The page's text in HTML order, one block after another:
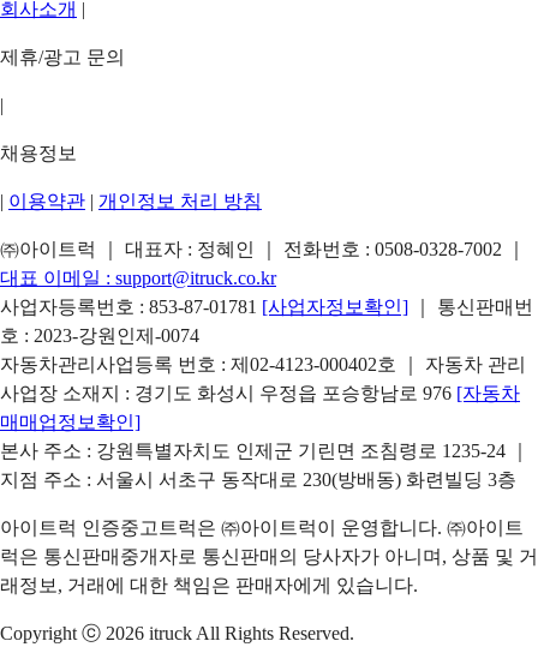
회사소개 |
제휴/광고 문의
|
채용정보
| 이용약관 | 개인정보 처리 방침
㈜아이트럭 ｜ 대표자 : 정혜인 ｜ 전화번호 : 0508-0328-7002
대표 이메일 : support@itruck.co.kr
사업자등록번호 : 853-87-01781 [사업자정보확인]
｜ 통신판매번
호 : 2023-강원인제-0074
자동차관리사업등록 번호 : 제02-4123-000402호 ｜ 자동차 관리
사업장 소재지 : 경기도 화성시 우정읍 포승항남로 976 [자동차
매매업정보확인]
본사 주소 : 강원특별자치도 인제군 기린면 조침령로 1235-24 ｜
지점 주소 : 서울시 서초구 동작대로 230(방배동) 화련빌딩 3층
아이트럭 인증중고트럭은 ㈜아이트럭이 운영합니다. ㈜아이트
럭은 통신판매중개자로 통신판매의 당사자가 아니며, 상품 및 거
래정보, 거래에 대한 책임은 판매자에게 있습니다.
Copyright ⓒ 2026 itruck All Rights Reserved.